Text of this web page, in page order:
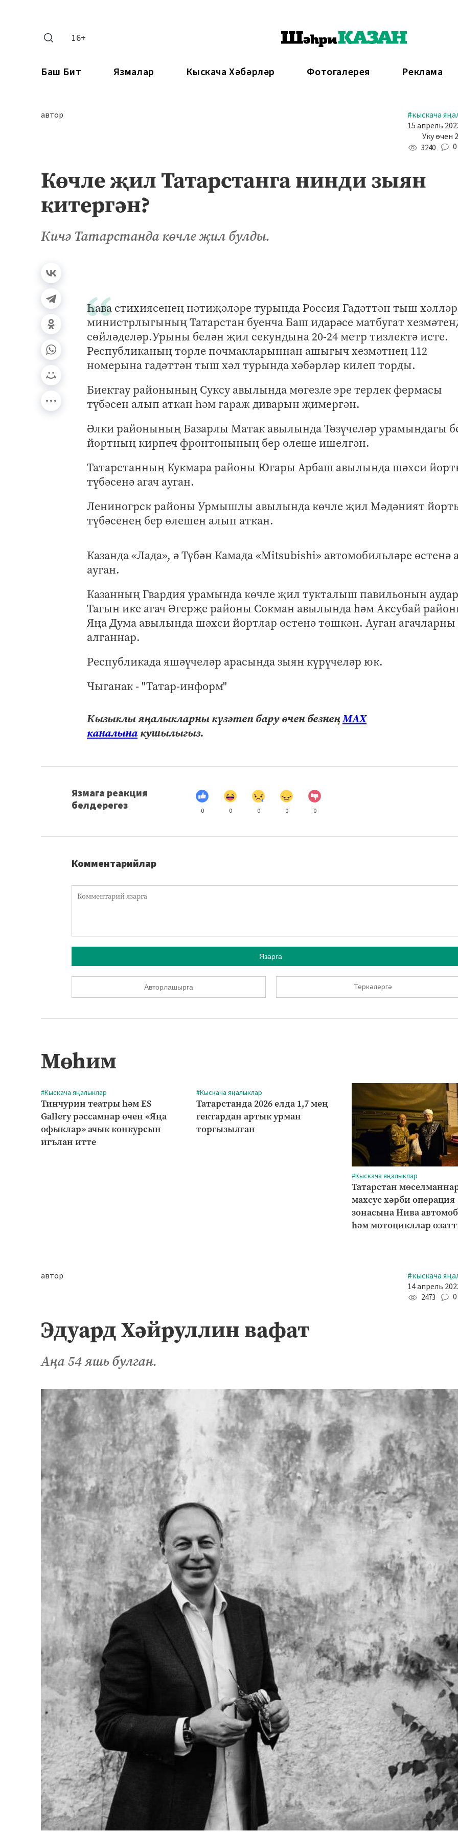
16+
Баш Бит Язмалар Кыскача Хәбәрләр Фотогалерея Реклама
автор
#кыскача
15 апрель
Уку өчен
3240 0
Көчле җил Татарстанга нинди зыян
китергән?
Кичә Татарстанда көчле җил булды.
Һава стихиясенең нәтиҗәләре турында Россия Гадәттән тыш хәлләр
министрлыгының Татарстан буенча Баш идарәсе матбугат
сөйләделәр.Урыны белән җил секундына 20-24 метр тизлектә исте.
Республиканың төрле почмакларыннан ашыгыч хезмәтнең 112
номерына гадәттән тыш хәл турында хәбәрләр килеп торды.
Биектау районының Суксу авылында мөгезле эре терлек фермасы
түбәсен алып аткан һәм гараж диварын җимергән.
Әлки районының Базарлы Матак авылында Төзүчеләр урамындагы
йортның кирпеч фронтонының бер өлеше ишелгән.
Татарстанның Кукмара районы Югары Арбаш авылында шәхси
түбәсенә агач ауган.
Лениногрск районы Урмышлы авылында көчле җил Мәдәният
түбәсенең бер өлешен алып аткан.
Казанда «Лада», ә Түбән Камада «Mitsubishi» автомобильләре өстенә
ауган.
Казанның Гвардия урамында көчле җил тукталыш павильонын
Тагын ике агач Әгерҗе районы Сокман авылында һәм Аксубай
Яңа Дума авылында шәхси йортлар өстенә төшкән. Ауган агачларны
алганнар.
Республикада яшәүчеләр арасында зыян күрүчеләр юк.
Чыганак - "Татар-информ"
Кызыклы яңалыкларны күзәтеп бару өчен безнеңМАХ
каналына кушылыгыз.
Язмага реакция
белдерегез
0 0 0 0 0
Комментарийлар
Язарга
Авторлашырга Теркәлергә
Мөһим
#Кыскача яңалыклар
Тинчурин театры һәм ES
Gallery рәссамнар өчен «Яңа
офыклар» ачык конкурсын
игълан итте
#Кыскача яңалыклар
Татарстанда 2026 елда 1,7 мең
гектардан артык урман
торгызылган
#Кыскача яңалыклар
Татарстан
махсус хәрби операция
зонасына Нива
һәм мотоцикллар
автор
#кыскача
14 апрель
2473 0
Эдуард Хәйруллин вафат
Аңа 54 яшь булган.